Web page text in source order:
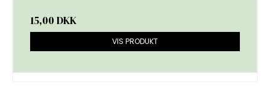
15,00 DKK
VIS PRODUKT